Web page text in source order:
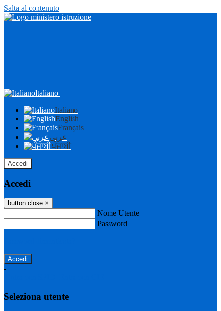
Salta al contenuto
Italiano
Italiano
English
Français
عربى
ਪੰਜਾਬੀ
Accedi
Accedi
button close ×
Nome Utente
Password
-
Seleziona utente